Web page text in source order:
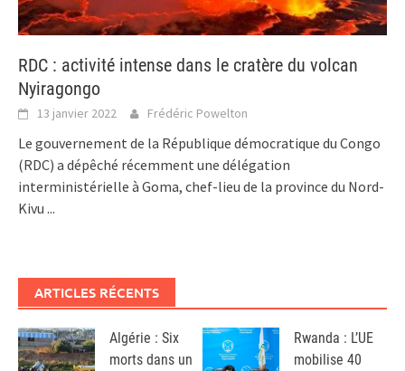
RDC : activité intense dans le cratère du volcan
Nyiragongo
13 janvier 2022 Frédéric Powelton
Le gouvernement de la République démocratique du Congo
(RDC) a dépêché récemment une délégation
interministérielle à Goma, chef-lieu de la province du Nord-
Kivu ...
ARTICLES RÉCENTS
Algérie : Six
morts dans un
Rwanda : L’UE
mobilise 40